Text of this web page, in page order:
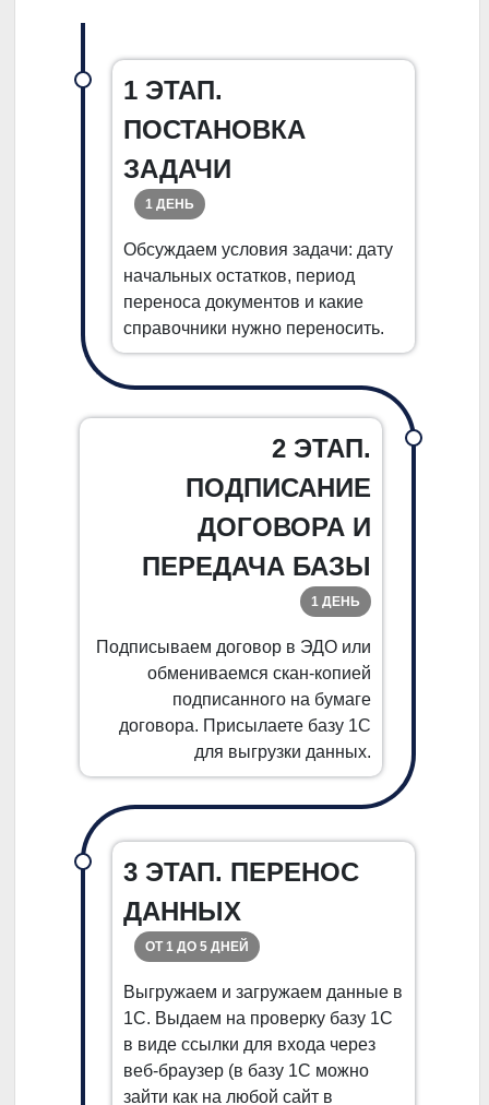
1 ЭТАП.
ПОСТАНОВКА
ЗАДАЧИ
1 ДЕНЬ
Обсуждаем условия задачи: дату
начальных остатков, период
переноса документов и какие
справочники нужно переносить.
2 ЭТАП.
ПОДПИСАНИЕ
ДОГОВОРА И
ПЕРЕДАЧА БАЗЫ
1 ДЕНЬ
Подписываем договор в ЭДО или
обмениваемся скан-копией
подписанного на бумаге
договора. Присылаете базу 1С
для выгрузки данных.
3 ЭТАП. ПЕРЕНОС
ДАННЫХ
ОТ 1 ДО 5 ДНЕЙ
Выгружаем и загружаем данные в
1С. Выдаем на проверку базу 1С
в виде ссылки для входа через
веб-браузер (в базу 1С можно
зайти как на любой сайт в